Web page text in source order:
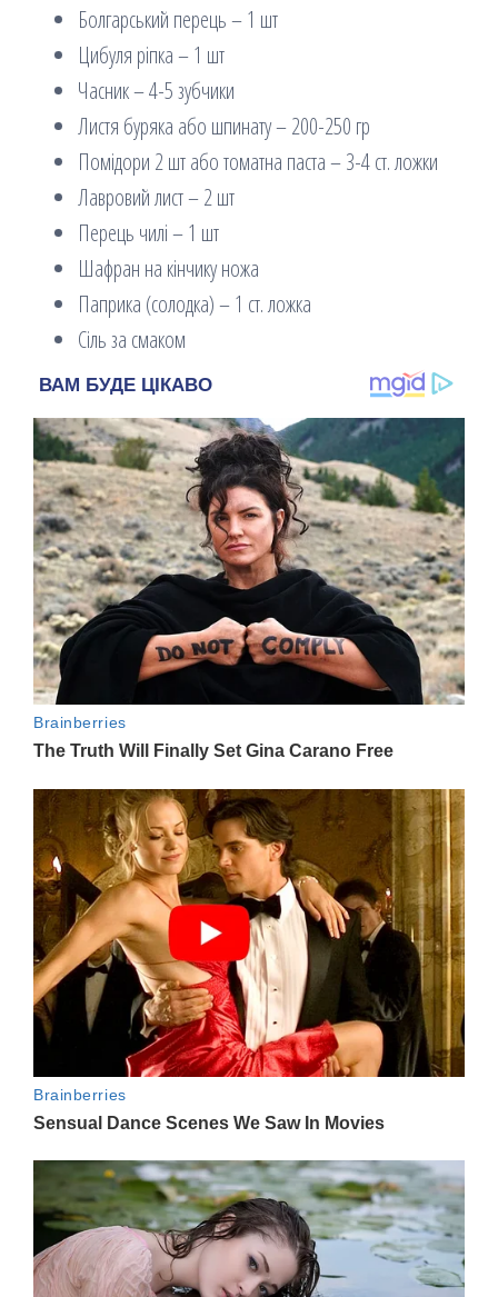
Болгарський перець – 1 шт
Цибуля ріпка – 1 шт
Часник – 4-5 зубчики
Листя буряка або шпинату – 200-250 гр
Помідори 2 шт або томатна паста – 3-4 ст. ложки
Лавровий лист – 2 шт
Перець чилі – 1 шт
Шафран на кінчику ножа
Паприка (солодка) – 1 ст. ложка
Сіль за смаком